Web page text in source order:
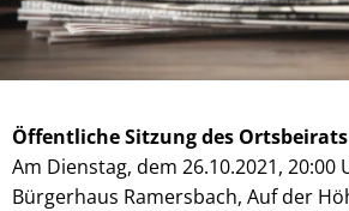
Öffentliche Sitzung des
Am Dienstag, dem 26.10.2021, 20:00
Bürgerhaus Ramersbach, Auf der